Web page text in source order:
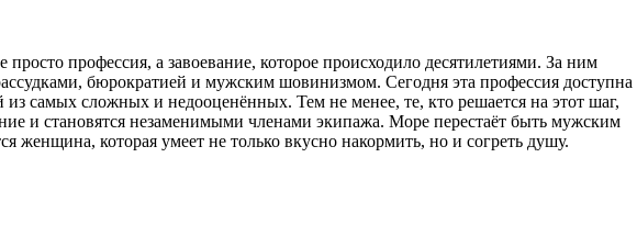
профессия, а завоевание, которое происходило десятилетиями. За ним
бюрократией и мужским шовинизмом. Сегодня эта профессия доступна
самых сложных и недооценённых. Тем не менее, те, кто решается на этот шаг,
и становятся незаменимыми членами экипажа. Море перестаёт быть мужским
женщина, которая умеет не только вкусно накормить, но и согреть душу.